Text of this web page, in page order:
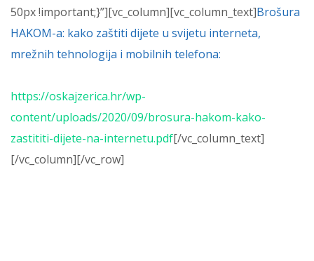
50px !important;}”][vc_column][vc_column_text]Brošura
HAKOM-a: kako zaštiti dijete u svijetu interneta,
mrežnih tehnologija i mobilnih telefona:
https://oskajzerica.hr/wp-
content/uploads/2020/09/brosura-hakom-kako-
zastititi-dijete-na-internetu.pdf[/vc_column_text]
[/vc_column][/vc_row]